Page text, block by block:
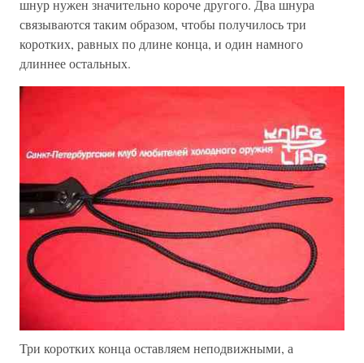
шнур нужен значительно короче другого. Два шнура
связываются таким образом, чтобы получилось три
коротких, равных по длине конца, и один намного
длиннее остальных.
Три коротких конца оставляем неподвижными, а